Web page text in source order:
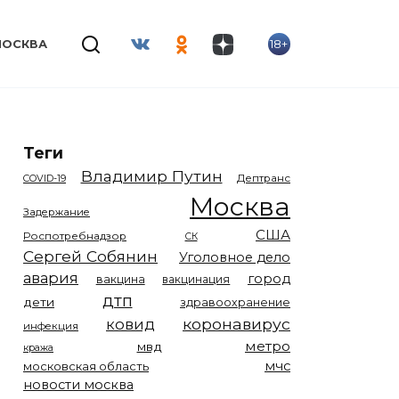
18+
Теги
COVID-19 Владимир Путин Дептранс
Задержание Москва
Роспотребнадзор СК США
Сергей Собянин Уголовное дело
авария вакцина вакцинация город
дети дтп здравоохранение
инфекция ковид коронавирус
кража мвд метро
московская область
мчс
новости москва